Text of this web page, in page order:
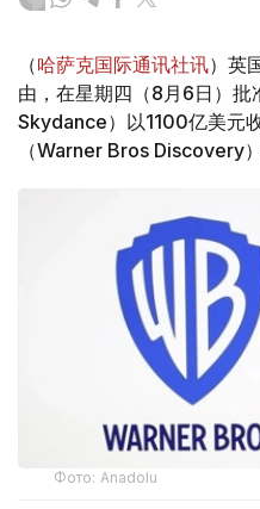
（哈萨克国际通讯社讯）英
由，在星期四（8月6日）
Skydance）以1100亿美元
（Warner Bros Discovery
Фото: Аnadolu